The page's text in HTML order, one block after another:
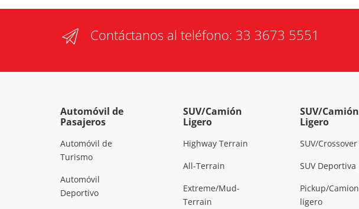
Contáctanos al teléfono: 33 3673 5551
Automóvil de
Pasajeros
Automóvil de
Turismo
Automóvil
Deportivo
SUV/Camión
Ligero
Highway Terrain
All-Terrain
Extreme/Mud-
Terrain
SUV/Camión
Ligero
SUV/Crossover
SUV Deportiva
Pickup/Camion
ligero